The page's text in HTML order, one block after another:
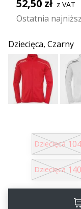
wybrać
idealny
Znajdź
buty,
ubrania
i…
2 min. czytanie
Zostań
Ambasadorem
marki
52,50 zł z VAT
Ostatnia
Dziecięca, Czarny
Dziecięca 104
Dziecięca 140